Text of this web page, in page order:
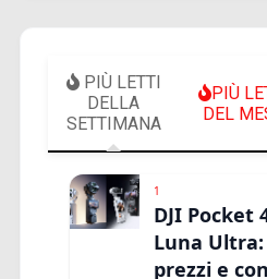
PIÙ LETTI
DELLA
SETTIMANA
PIÙ
DEL
1
DJI Pocket
Luna
prezzi e